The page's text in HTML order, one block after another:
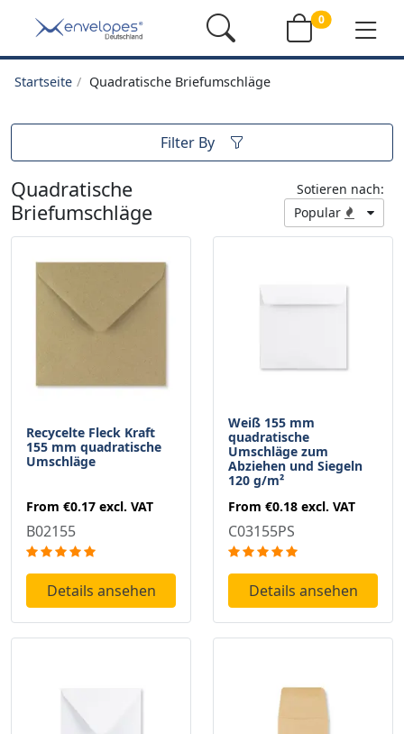
0
Startseite Quadratische Briefumschläge
Filter By
Quadratische
Briefumschläge
Sotieren nach:
Popular
Recycelte Fleck Kraft
155 mm quadratische
Umschläge
From €0.17 excl. VAT
B02155
Details ansehen
Weiß 155 mm
quadratische
Umschläge zum
Abziehen und Siegeln
120 g/m²
From €0.18 excl. VAT
C03155PS
Details ansehen